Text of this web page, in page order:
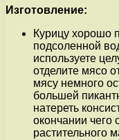
Изготовление:
Курицу хорошо
подсоленной
используете
отделите мясо
мясу немного
большей
натереть
окончании чего
растительного